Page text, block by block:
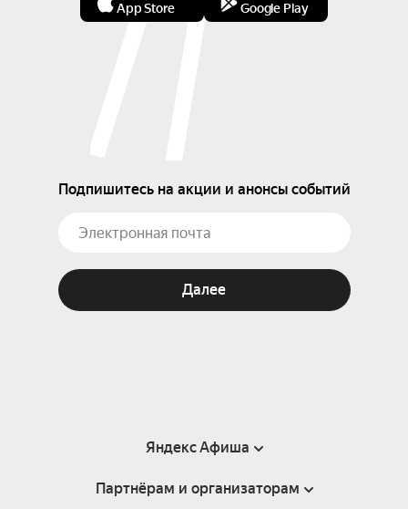
App Store Google Play
Подпишитесь на акции и анонсы событий
Далее
Яндекс Афиша
Справка
Партнёрам и организаторам